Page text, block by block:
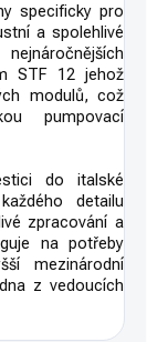
specificky pro
a spolehlivé
STF 12 jehož
modulů, což
pumpovací
do italské
detailu
zpracování a
na potřeby
mezinárodní
z vedoucích